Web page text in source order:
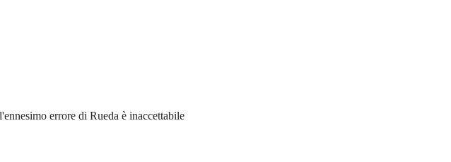
errore di Rueda è inaccettabile